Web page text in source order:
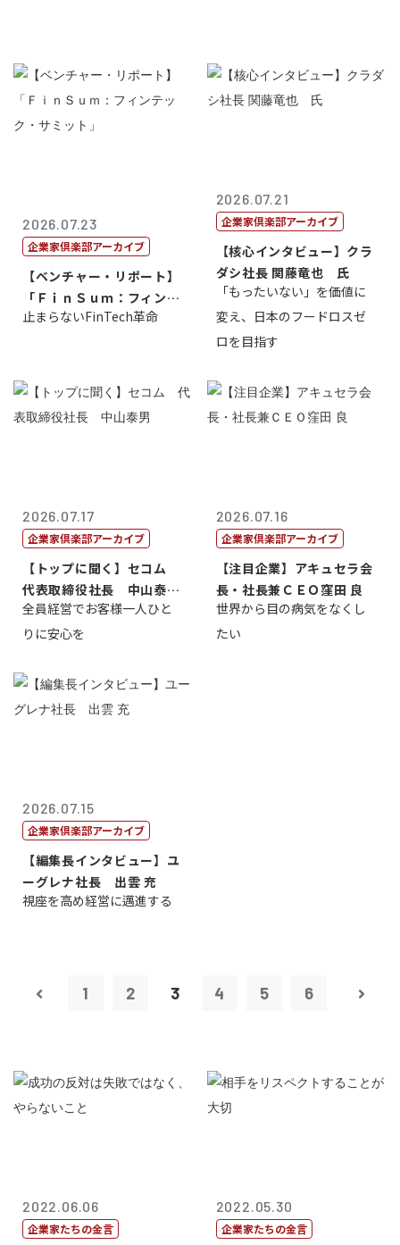
2026.07.23
企業家倶楽部アーカイブ
【ベンチャー・リポート】
「ＦｉｎＳｕｍ：フィンテ
ック・サミッ...
止まらないFinTech革命
2026.07.21
企業家倶楽部アーカイブ
【核心インタビュー】クラ
ダシ社長 関藤竜也 氏
「もったいない」を価値に
変え、日本のフードロスゼ
ロを目指す
2026.07.17
企業家倶楽部アーカイブ
【トップに聞く】セコム
代表取締役社長 中山泰
男
全員経営でお客様一人ひと
りに安心を
2026.07.16
企業家倶楽部アーカイブ
【注目企業】アキュセラ会
長・社長兼ＣＥＯ窪田 良
世界から目の病気をなくし
たい
2026.07.15
企業家倶楽部アーカイブ
【編集長インタビュー】ユ
ーグレナ社長 出雲 充
視座を高め経営に邁進する
1 2 3 4 5 6
2022.06.06
企業家たちの金言
2022.05.30
企業家たちの金言